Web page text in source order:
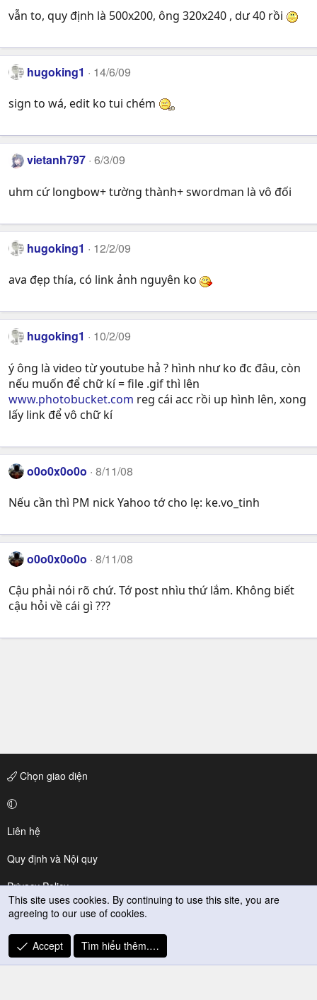
vẫn to, quy định là 500x200, ông 320x240 , dư 40 rồi
hugoking1 14/6/09
sign to wá, edit ko tui chém
vietanh797 6/3/09
uhm cứ longbow+ tường thành+ swordman là vô đối
hugoking1 12/2/09
ava đẹp thía, có link ảnh nguyên ko
hugoking1 10/2/09
ý ông là video từ youtube hả ? hình như ko đc đâu, còn
nếu muốn để chữ kí = file .gif thì lên
www.photobucket.com reg cái acc rồi up hình lên, xong
lấy link để vô chữ kí
o0o0x0o0o 8/11/08
Nếu cần thì PM nick Yahoo tớ cho lẹ: ke.vo_tinh
o0o0x0o0o 8/11/08
Cậu phải nói rõ chứ. Tớ post nhìu thứ lắm. Không biết
cậu hỏi về cái gì ???
Chọn giao diện
Liên hệ
Quy định và Nội quy
Privacy Policy
Trợ giúp
R
S
This site uses cookies. By continuing to use this site, you are
agreeing to our use of cookies.
Accept Tìm hiểu thêm.…